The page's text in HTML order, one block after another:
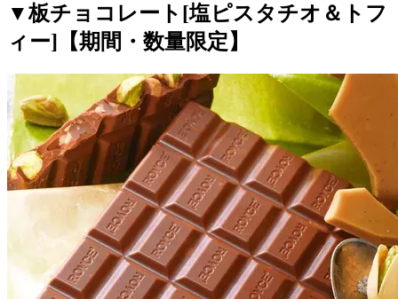
▼板チョコレート[塩ピスタチオ＆トフ
ィー]【期間・数量限定】